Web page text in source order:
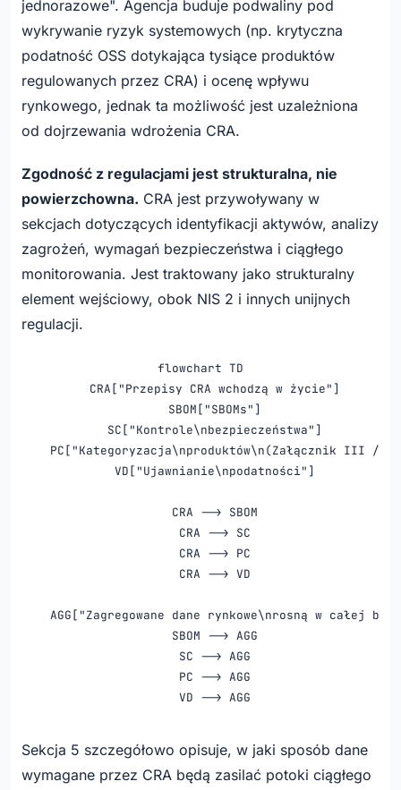
jednorazowe". Agencja buduje podwaliny pod
wykrywanie ryzyk systemowych (np. krytyczna
podatność OSS dotykająca tysiące produktów
regulowanych przez CRA) i ocenę wpływu
rynkowego, jednak ta możliwość jest uzależniona
od dojrzewania wdrożenia CRA.
Zgodność z regulacjami jest strukturalna, nie
powierzchowna. CRA jest przywoływany w
sekcjach dotyczących identyfikacji aktywów, analizy
zagrożeń, wymagań bezpieczeństwa i ciągłego
monitorowania. Jest traktowany jako strukturalny
element wejściowy, obok NIS 2 i innych unijnych
regulacji.
flowchart TD
    CRA["Przepisy CRA wchodzą w życie"]
    SBOM["SBOMs"]
    SC["Kontrole\nbezpieczeństwa"]
PC["Kategoryzacja\nproduktów\n(Załącznik III /
    VD["Ujawnianie\npodatności"]
    CRA --> SBOM
    CRA --> SC
    CRA --> PC
    CRA --> VD
AGG["Zagregowane dane rynkowe\nrosną w całej
    SBOM --> AGG
    SC --> AGG
    PC --> AGG
    VD --> AGG
CMM --> |"Zdarzenie wykryte"| AH["Doraźna
CMM --> |"Okresowo"| REC["Cykliczna
Sekcja 5 szczegółowo opisuje, w jaki sposób dane
wymagane przez CRA będą zasilać potoki ciągłego